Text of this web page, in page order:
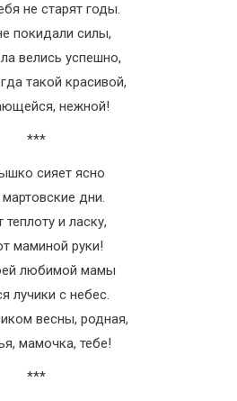
не старят годы.
покидали силы,
велись успешно,
такой красивой,
нежной!
***
сияет ясно
мартовские дни.
теплоту и ласку,
маминой руки!
любимой мамы
лучики с небес.
весны, родная,
мамочка, тебе!
***